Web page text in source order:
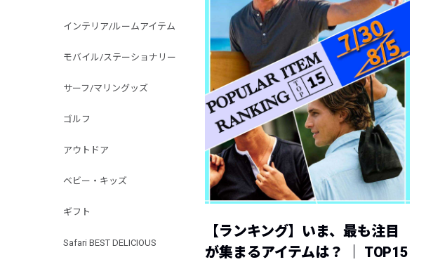
インテリア/ルームアイテム
モバイル/ステーショナリー
サーフ/マリングッズ
ゴルフ
アウトドア
ベビー・キッズ
ギフト
Safari BEST DELICIOUS
【ランキング】いま、最も注目
が集まるアイテムは？ ｜ TOP15